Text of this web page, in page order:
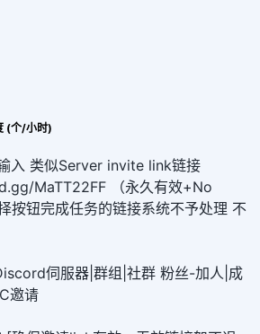
(个/小时)
入 类似Server invite link链接
MaTT22FF （永久有效+No
按钮完成任务的链接系统不予处理 不
伺服器|群组|社群 粉丝-加人|成
邀请